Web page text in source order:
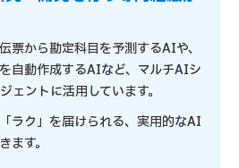
票から勘定科目を予測するAIや、
自動作成するAIなど、マルチAIシ
ェントに活用しています。
ラク」を届けられる、実用的なAI
ます。